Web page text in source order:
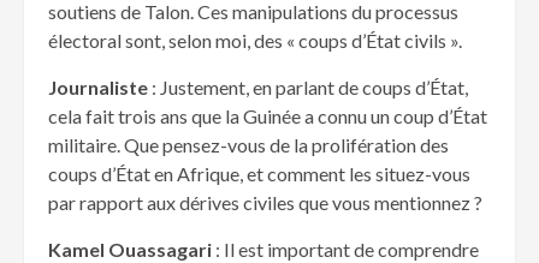
soutiens de Talon. Ces manipulations du processus
électoral sont, selon moi, des « coups d’État civils ».
Journaliste : Justement, en parlant de coups d’État,
cela fait trois ans que la Guinée a connu un coup d’État
militaire. Que pensez-vous de la prolifération des
coups d’État en Afrique, et comment les situez-vous
par rapport aux dérives civiles que vous mentionnez ?
Kamel Ouassagari : Il est important de comprendre